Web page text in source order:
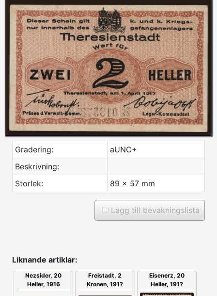
Gradering:
aUNC+
Beskrivning:
Storlek:
89 x 57 mm
Lagg till bevakningslista
Liknande artiklar:
Nezsider, 20
Heller, 1916
Freistadt, 2
Kronen, 191?
Eisenerz, 20
Heller, 191?